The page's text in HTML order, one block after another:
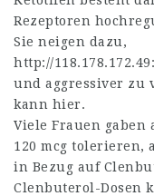
Rezeptoren
Sie neigen dazu,
http://
und aggressiver zu
kann hier.
Viele Frauen gaben
120 mcg tolerieren,
in Bezug auf
Clenbuterol-Dosen